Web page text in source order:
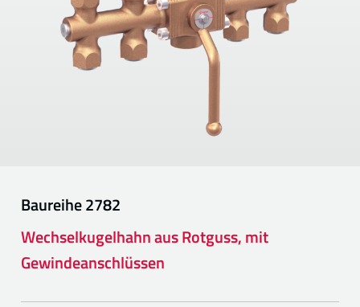
Baureihe2782
Wechselkugelhahn aus Rotguss, mit
Gewindeanschlüssen